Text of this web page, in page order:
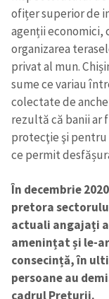
ofițer superior de
agenții economici,
organizarea
privat al mun.
sume ce variau
colectate de
rezultă că banii ar
protecţie şi pentru
ce permit
În decembrie
pretora
actuali angajați
amenințat și le-
consecință, în
persoane au
cadrul Preturii.